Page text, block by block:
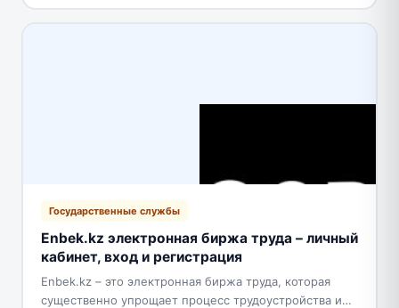
Государственные службы
Enbek.kz электронная биржа труда – личный
кабинет, вход и регистрация
Enbek.kz – это электронная биржа труда, которая
существенно упрощает процесс трудоустройства и